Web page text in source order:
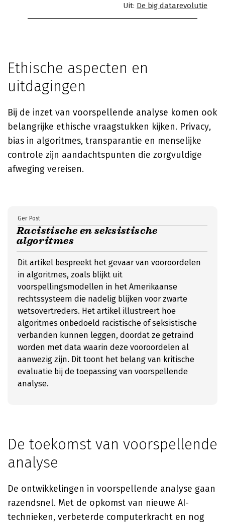
Uit: De big datarevolutie
Ethische aspecten en
uitdagingen
Bij de inzet van voorspellende analyse komen ook
belangrijke ethische vraagstukken kijken. Privacy,
bias in algoritmes, transparantie en menselijke
controle zijn aandachtspunten die zorgvuldige
afweging vereisen.
Racistische en seksistische
algoritmes
Ger Post
Dit artikel bespreekt het gevaar van vooroordelen
in algoritmes, zoals blijkt uit
voorspellingsmodellen in het Amerikaanse
rechtssysteem die nadelig blijken voor zwarte
wetsovertreders. Het artikel illustreert hoe
algoritmes onbedoeld racistische of seksistische
verbanden kunnen leggen, doordat ze getraind
worden met data waarin deze vooroordelen al
aanwezig zijn. Dit toont het belang van kritische
evaluatie bij de toepassing van voorspellende
analyse.
De toekomst van voorspellende
analyse
De ontwikkelingen in voorspellende analyse gaan
razendsnel. Met de opkomst van nieuwe AI-
technieken, verbeterde computerkracht en nog